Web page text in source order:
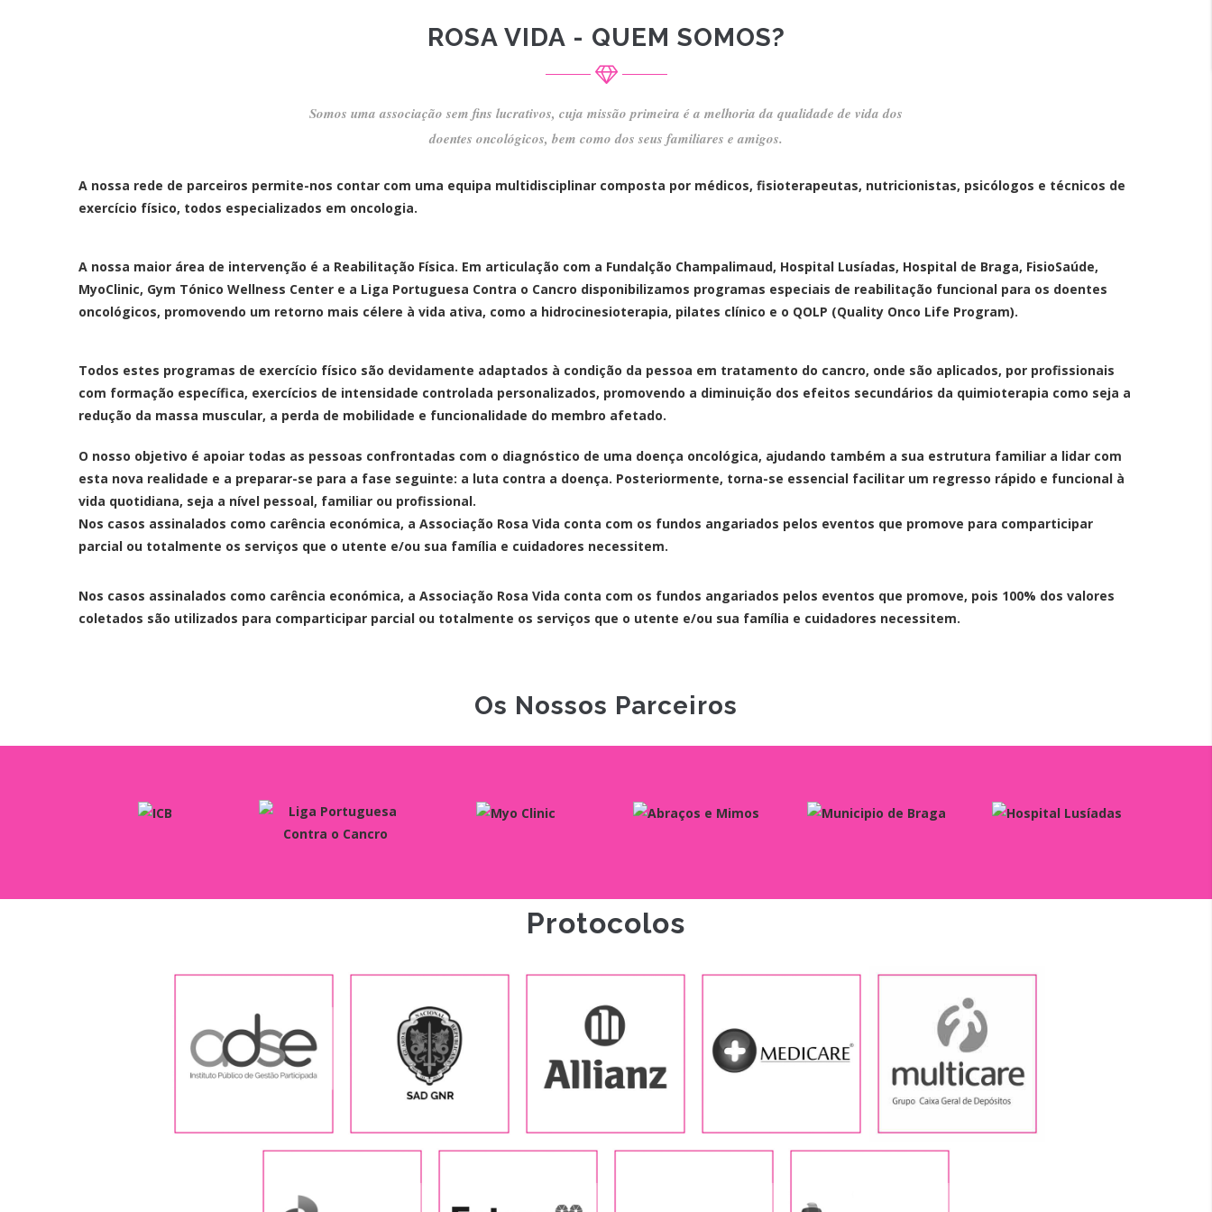
ROSA VIDA - QUEM SOMOS?
Somos uma associação sem fins lucrativos, cuja missão primeira é a melhoria da qualidade de vida dos
doentes oncológicos, bem como dos seus familiares e amigos.
A nossa rede de parceiros permite-nos contar com uma equipa multidisciplinar composta por médicos, fisioterapeutas, nutricionistas, psicólogos e técnicos de
exercício físico, todos especializados em oncologia.
A nossa maior área de intervenção é a Reabilitação Física. Em articulação com a Fundalção Champalimaud, Hospital Lusíadas, Hospital de Braga, FisioSaúde,
MyoClinic, Gym Tónico Wellness Center e a Liga Portuguesa Contra o Cancro disponibilizamos programas especiais de reabilitação funcional para os doentes
oncológicos, promovendo um retorno mais célere à vida ativa, como a hidrocinesioterapia, pilates clínico e o QOLP (Quality Onco Life Program).
Todos estes programas de exercício físico são devidamente adaptados à condição da pessoa em tratamento do cancro, onde são aplicados, por profissionais
com formação específica, exercícios de intensidade controlada personalizados, promovendo a diminuição dos efeitos secundários da quimioterapia como seja a
redução da massa muscular, a perda de mobilidade e funcionalidade do membro afetado.
O nosso objetivo é apoiar todas as pessoas confrontadas com o diagnóstico de uma doença oncológica, ajudando também a sua estrutura familiar a lidar com
esta nova realidade e a preparar-se para a fase seguinte: a luta contra a doença. Posteriormente, torna-se essencial facilitar um regresso rápido e funcional à
vida quotidiana, seja a nível pessoal, familiar ou profissional.
Nos casos assinalados como carência económica, a Associação Rosa Vida conta com os fundos angariados pelos eventos que promove para comparticipar
parcial ou totalmente os serviços que o utente e/ou sua família e cuidadores necessitem.
Nos casos assinalados como carência económica, a Associação Rosa Vida conta com os fundos angariados pelos eventos que promove, pois 100% dos valores
coletados são utilizados para comparticipar parcial ou totalmente os serviços que o utente e/ou sua família e cuidadores necessitem.
Os Nossos Parceiros
Protocolos